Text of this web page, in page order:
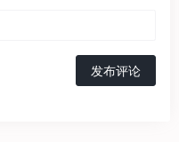
发布评论